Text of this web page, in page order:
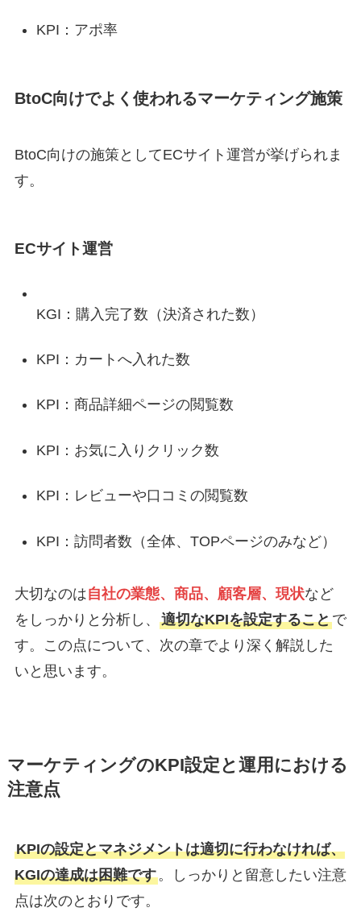
KPI：アポ率
BtoC向けでよく使われるマーケティング施策
BtoC向けの施策としてECサイト運営が挙げられま
す。
ECサイト運営
KGI：購入完了数（決済された数）
KPI：カートへ入れた数
KPI：商品詳細ページの閲覧数
KPI：お気に入りクリック数
KPI：レビューや口コミの閲覧数
KPI：訪問者数（全体、TOPページのみなど）
大切なのは自社の業態、商品、顧客層、現状など
をしっかりと分析し、 適切なKPIを設定することで
す。この点について、次の章でより深く解説した
いと思います。
マーケティングのKPI設定と運用における
注意点
KPIの設定とマネジメントは適切に行わなければ、
KGIの達成は困難です。しっかりと留意したい注意
点は次のとおりです。